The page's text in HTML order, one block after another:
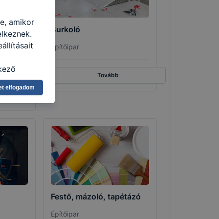
Burkoló
Építőipar
Tovább
Festő, mázoló, tapétázó
Építőipar
amikor
Ön
vagy
jobb
ezek
célja
elfogadom